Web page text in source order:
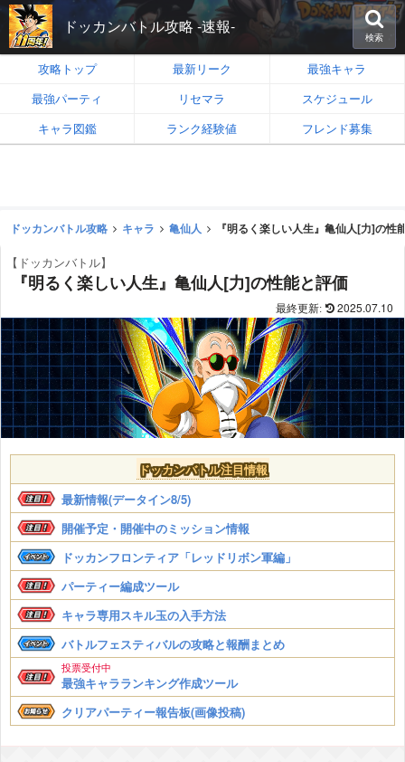
ドッカンバトル攻略 -速報-
検索
攻略トップ 最新リーク
最強キャラ
最強パーティ
リセマラ
スケジュール
キャラ図鑑
ランク経験値 フレンド募集
ドッカンバトル攻略 キャラ 亀仙人 『明るく楽しい人生』亀仙人[力]の性
【ドッカンバトル】
『明るく楽しい人生』亀仙人[力]の性能と評価
2025.07.10
ドッカンバトル注目情報
最新情報(データイン8/5)
開催予定・開催中のミッション情報
ドッカンフロンティア「レッドリボン軍編」
パーティー編成ツール
キャラ専用スキル玉の入手方法
バトルフェスティバルの攻略と報酬まとめ
投票受付中
最強キャラランキング作成ツール
クリアパーティー報告板(画像投稿)